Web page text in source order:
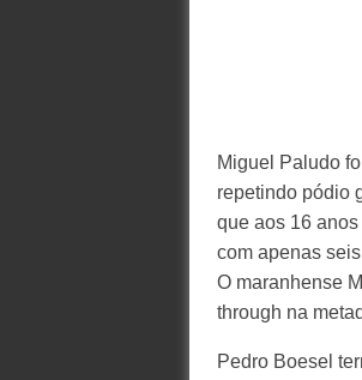
Miguel Paludo
repetindo pódio
que aos 16
com apenas
O maranhense
through na
Pedro Boesel